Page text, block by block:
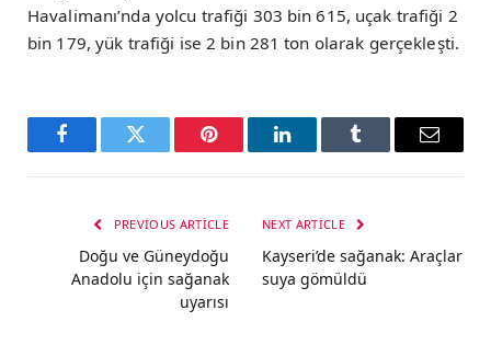
Havalimanı’nda yolcu trafiği 303 bin 615, uçak trafiği 2
bin 179, yük trafiği ise 2 bin 281 ton olarak gerçekleşti.
FacebookTwitter Pinterest LinkedInTumblr Email
PREVIOUS ARTICLE
Doğu ve Güneydoğu
Anadolu için sağanak
uyarısı
NEXT ARTICLE
Kayseri’de sağanak: Araçlar
suya gömüldü